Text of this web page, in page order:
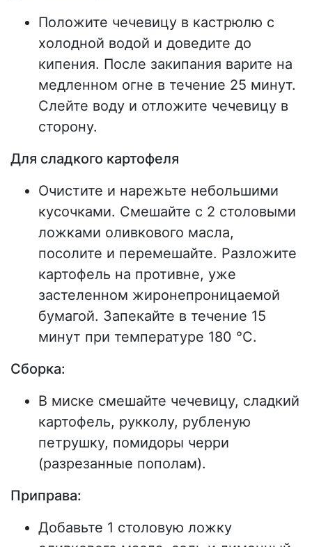
Положите чечевицу в кастрюлю с
холодной водой и доведите до
кипения. После закипания варите на
медленном огне в течение 25 минут.
Слейте воду и отложите чечевицу в
сторону.
Для сладкого картофеля
Очистите и нарежьте небольшими
кусочками. Смешайте с 2 столовыми
ложками оливкового масла,
посолите и перемешайте. Разложите
картофель на противне, уже
застеленном жиронепроницаемой
бумагой. Запекайте в течение 15
минут при температуре 180 °С.
Сборка:
В миске смешайте чечевицу, сладкий
картофель, рукколу, рубленую
петрушку, помидоры черри
(разрезанные пополам).
Приправа:
Добавьте 1 столовую ложку